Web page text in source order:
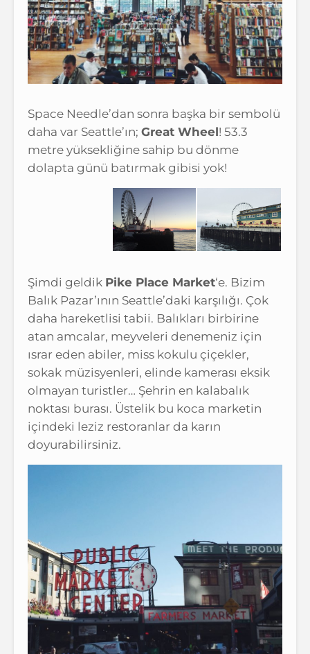
Space Needle’dan sonra başka bir sembolü
daha var Seattle’ın; Great Wheel! 53.3
metre yüksekliğine sahip bu dönme
dolapta günü batırmak gibisi yok!
Şimdi geldik Pike Place Market‘e. Bizim
Balık Pazar’ının Seattle’daki karşılığı. Çok
daha hareketlisi tabii. Balıkları birbirine
atan amcalar, meyveleri denemeniz için
ısrar eden abiler, miss kokulu çiçekler,
sokak müzisyenleri, elinde kamerası eksik
olmayan turistler… Şehrin en kalabalık
noktası burası. Üstelik bu koca marketin
içindeki leziz restoranlar da karın
doyurabilirsiniz.